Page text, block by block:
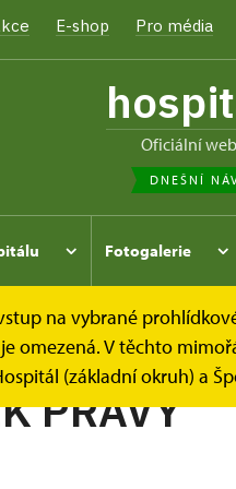
E-shop Pro média
oficiální
DNEŠNÍ
Fotogalerie
na vybrané
omezená. V těchto
(základní okruh) a
Kukský herbář -
PRAVÝ